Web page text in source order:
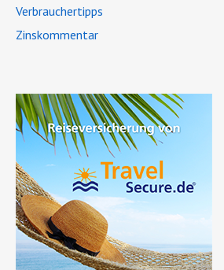
Verbrauchertipps
Zinskommentar